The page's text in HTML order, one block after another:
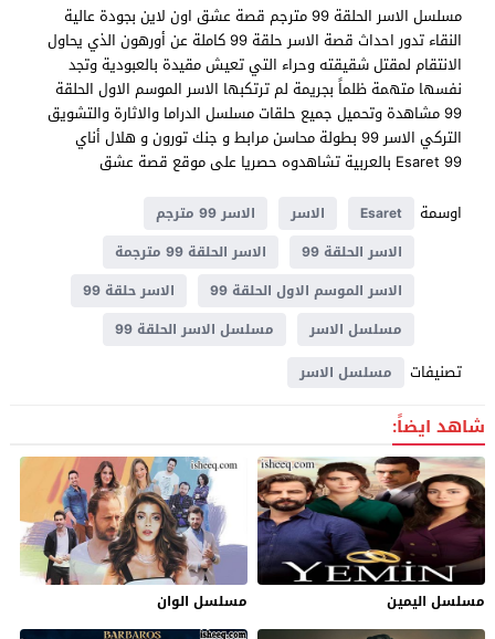
مسلسل الاسر الحلقة 99 مترجم قصة عشق اون لاين بجودة عالية
النقاء تدور احداث قصة الاسر حلقة 99 كاملة عن أورهون الذي يحاول
الانتقام لمقتل شقيقته وحراء التي تعيش مقيدة بالعبودية وتجد
نفسها متهمة ظلماً بجريمة لم ترتكبها الاسر الموسم الاول الحلقة
99 مشاهدة وتحميل جميع حلقات مسلسل الدراما والاثارة والتشويق
التركي الاسر 99 بطولة محاسن مرابط و جنك تورون و هلال أناي
Esaret 99 بالعربية تشاهدوه حصريا على موقع قصة عشق
اوسمة
Esaret الاسر
الاسر 99 مترجم
الاسر الحلقة 99
الاسر الحلقة 99 مترجمة
الاسر الموسم الاول الحلقة 99
الاسر حلقة 99
مسلسل الاسر
مسلسل الاسر الحلقة 99
تصنيفات مسلسل الاسر
شاهد ايضاً:
مسلسل اليمين مسلسل الوان